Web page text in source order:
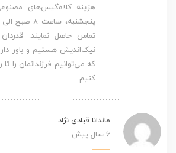
هزینه کلاه‌گیس‌های
تماس حاصل نمایند.
نیک‌اندیش هستیم و باور
که می‌توانیم فرزندانمان را
کنیم.
ماندانا قبادی نژاد
6 سال پیش